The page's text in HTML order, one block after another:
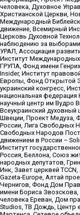
человека, Духовное
Христианской Церкви,
Международный
движение, Всемирный
Церковь Духовной
наблюдению за
УРАЛ, Ассоциация
Институт
ГРУПА, Фонд имени
Insider, Институт
Европы, Фонд Открытой
украинский конгресс,
национальная
научный центр им Вудро
Всеукраинский духовный
Швеции, Проект Медуза,
России, Лига Свободных
Свободных Народов
движением в России –
Институт
Россия, Беллона, Союз
народных депутатов,
Инк, Завет церквей
Gazeta-Europe, Алтай
Чернигов, Фонд Дом
имени Бориса
человека Ереван, Дом
Studios, ТВ Дождь, Центр